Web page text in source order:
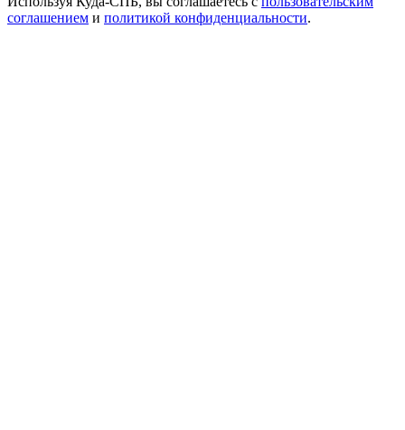
соглашением и политикой конфиденциальности.